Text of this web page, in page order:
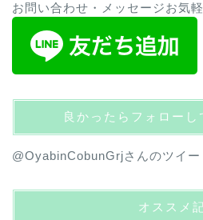
お問い合わせ・メッセージお気
良かったらフォロー
@OyabinCobunGrjさんのツイー
オススメ